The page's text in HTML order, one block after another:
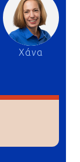
Χάνα